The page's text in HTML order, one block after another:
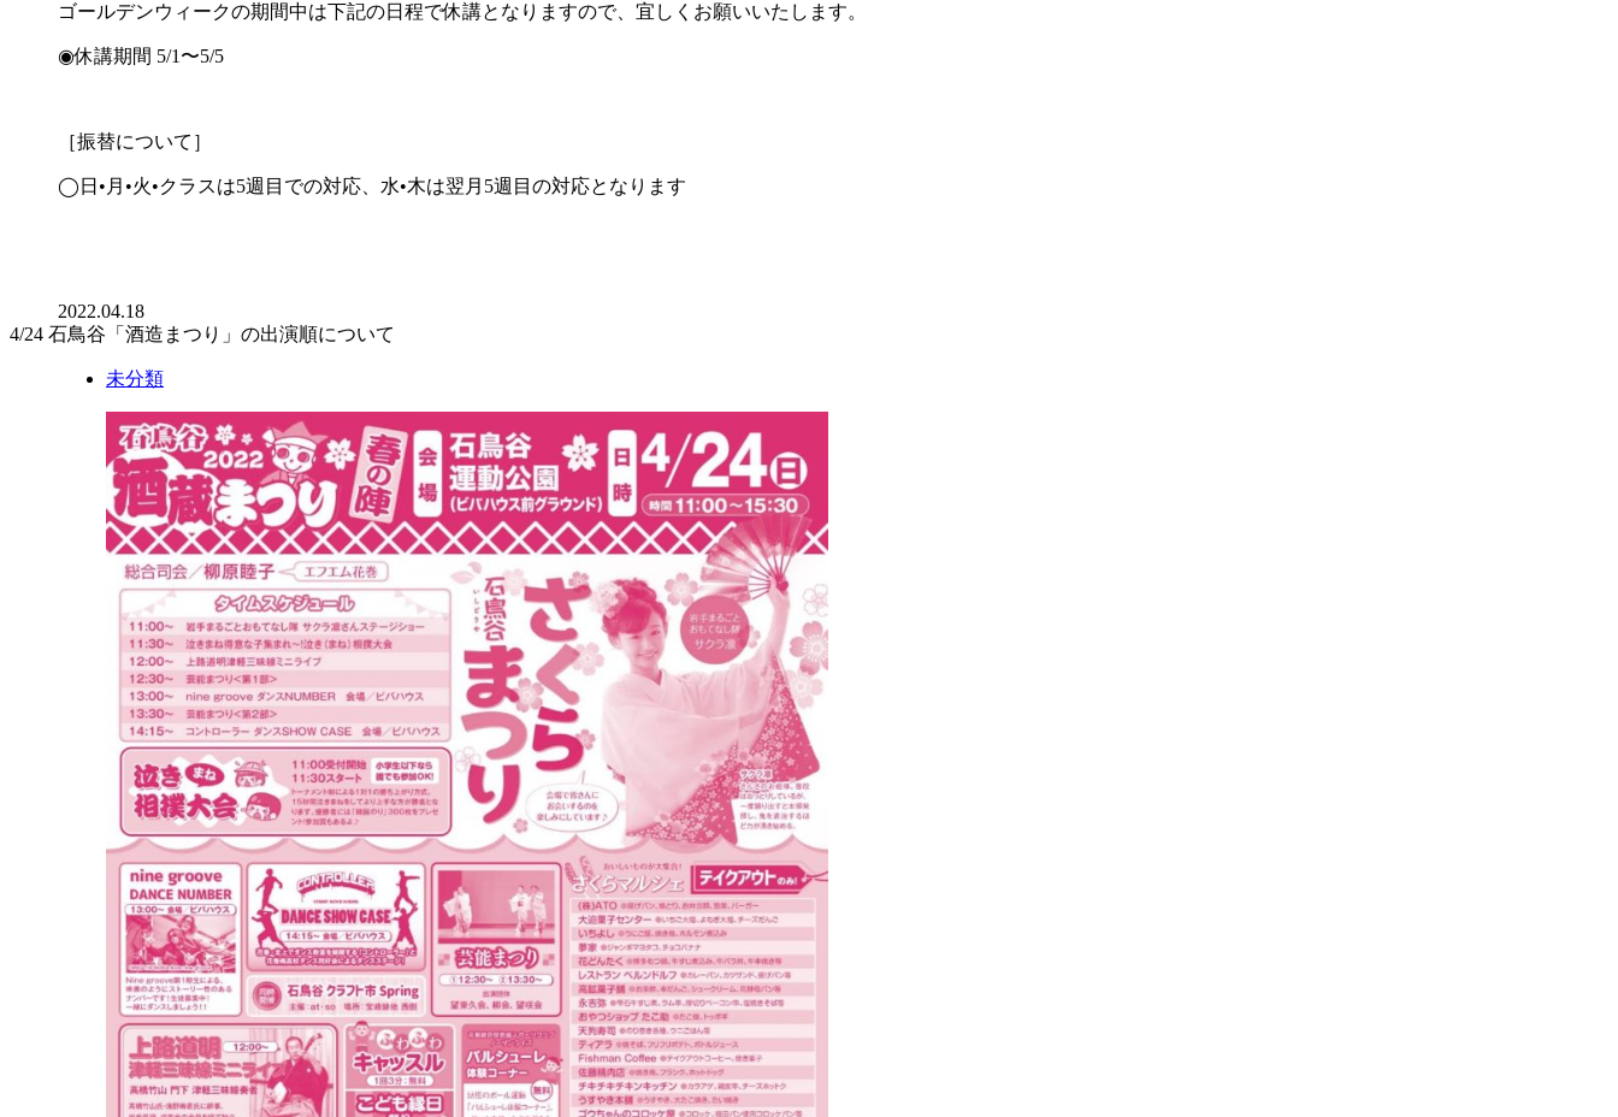
ゴールデンウィークの期間中は下記の日程で休講となりますので、宜しくお願いいたします。
◉休講期間 5/1 〜5/5
［振替について］
◯日 • 月 •火•クラスは5週目での対応、水•木は翌月 5週目の対応となります
2022.04.18
4/24 石鳥谷「酒造まつり」の出演順について
未分類